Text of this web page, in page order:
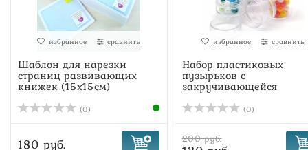
избранное сравнить
Шаблон для нарезки
страниц развивающих
книжек (15х15см)
(0)
180 руб.
избранное сравнить
Набор пластиковых
пузырьков с
закручивающейся
крышкой (кр...
(0)
200 руб.